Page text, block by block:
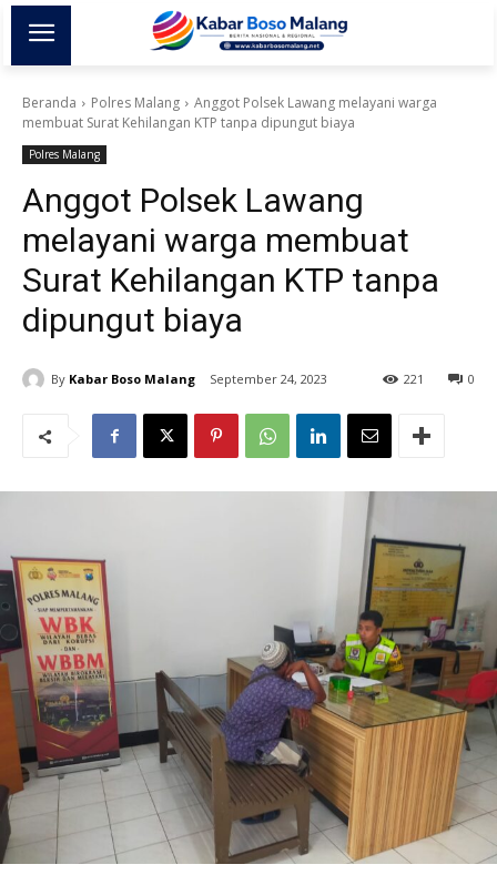
Beranda Polres Malang
Anggot Polsek Lawang melayani warga
membuat Surat Kehilangan KTP tanpa dipungut biaya
Polres Malang
Anggot Polsek Lawang
melayani warga membuat
Surat Kehilangan KTP tanpa
dipungut biaya
By Kabar Boso Malang September 24, 2023 0
221